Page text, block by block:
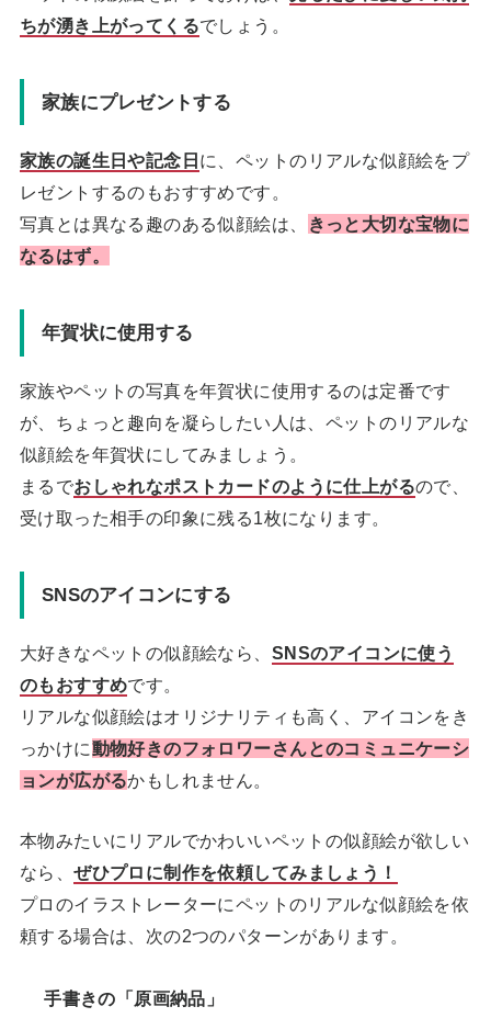
ちが湧き上がってくるでしょう。
家族にプレゼントする
家族の誕生日や記念日に、ペットのリアルな似顔絵をプ
レゼントするのもおすすめです。
写真とは異なる趣のある似顔絵は、
きっと大切な宝物に
なるはず。
年賀状に使用する
家族やペットの写真を年賀状に使用するのは定番です
が、ちょっと趣向を凝らしたい人は、ペットのリアルな
似顔絵を年賀状にしてみましょう。
まるでおしゃれなポストカードのように仕上がるので、
受け取った相手の印象に残る1枚になります。
SNSのアイコンにする
大好きなペットの似顔絵なら、 SNSのアイコンに使う
のもおすすめです。
リアルな似顔絵はオリジナリティも高く、アイコンをき
っかけに動物好きのフォロワーさんとのコミュニケーシ
ョンが広がるかもしれません。
本物みたいにリアルでかわいいペットの似顔絵が欲しい
なら、ぜひプロに制作を依頼してみましょう！
プロのイラストレーターにペットのリアルな似顔絵を依
頼する場合は、次の2つのパターンがあります。
手書きの「原画納品」